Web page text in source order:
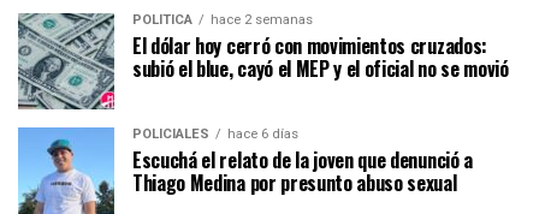
POLÍTICA hace 2 semanas
El dólar hoy cerró con movimientos cruzados:
subió el blue, cayó el MEP y el oficial no se movió
POLICIALES hace 6 días
Escuchá el relato de la joven que denunció a
Thiago Medina por presunto abuso sexual